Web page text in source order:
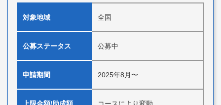
対象地域 全国
公募ステータス 公募中
申請期間 2025年8月〜